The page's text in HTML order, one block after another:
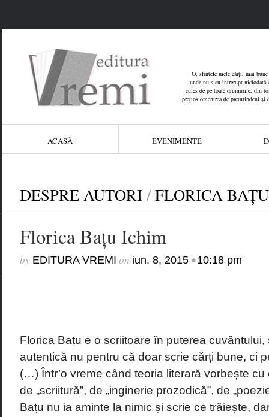
O, sfintele mele cărți, mai
unde nu s-au întrerupt niciodată
cules de pe toate drumurile, din
prețios omenirea de pretutindeni și
ACASĂ EVENIMENTE
DESPRE AUTORI/FLORICA
Florica Bațu Ichim
by EDITURA VREMI on iun. 8, 2015•10:18 pm
Florica Bațu e o scriitoare în puterea cuvântului,
autentică nu pentru că doar scrie cărți bune, ci
(…) Într’o vreme când teoria literară vorbește cu
de „scriitură”, de „inginerie prozodică”, de
Bațu nu ia aminte la nimic și scrie ce trăiește,